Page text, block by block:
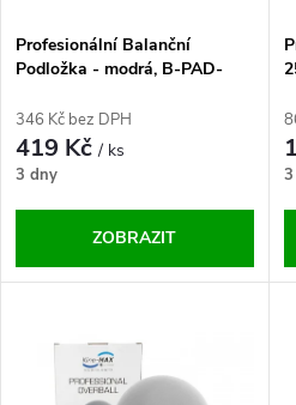
p
r
o
u
s
p
r
o
d
Profesionální Balanční
Podložka - modrá, B-PAD-
346 Kč bez DPH
419 Kč/ ks
3 dny
ZOBRAZIT